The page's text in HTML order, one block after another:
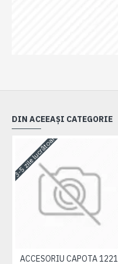
DIN ACEEAȘI CATEGORIE
3-5 zile lucrătoare
ACCESORIU CAPOTA 1221